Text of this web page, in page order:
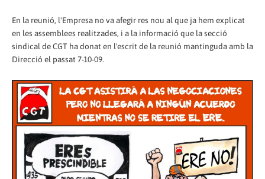
En la reunió, l'Empresa no va afegir res nou al que ja hem explicat
en les assemblees realitzades, i a la informació que la secció
sindical de CGT ha donat en l'escrit de la reunió mantinguda amb la
Direcció el passat 7-10-09.